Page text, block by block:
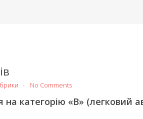
No Comments
категорію «В» (легковий